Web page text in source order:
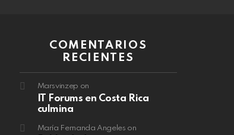
COMENTARIOS
RECIENTES
Marsvinzep on
IT Forums en Costa Rica
culmina
María Fernanda Angeles on